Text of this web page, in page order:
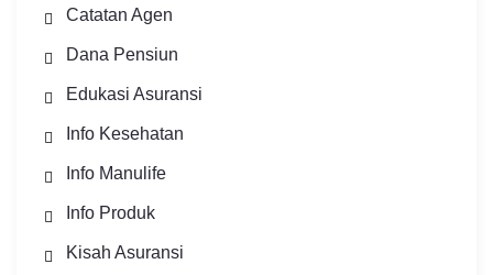
Catatan Agen
Dana Pensiun
Edukasi Asuransi
Info Kesehatan
Info Manulife
Info Produk
Kisah Asuransi